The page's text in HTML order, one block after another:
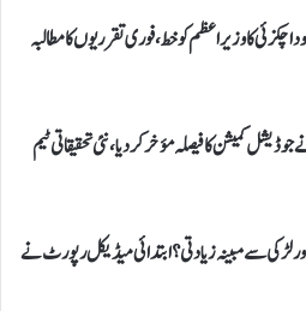
کاوزیراعظم کوخط،فوری تقرریوں کا مطالبہ
کمیشن کافیصلہ مؤخر کردیا،نئی تحقیقاتی ٹیم
لڑکی سے مبینہ زیادتی؟ابتدائی میڈیکل رپورٹ نے